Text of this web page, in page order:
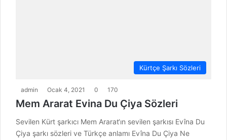
Kürtçe Şarkı Sözleri
admin Ocak 4, 2021 0 170
Mem Ararat Evina Du Çiya Sözleri
Sevilen Kürt şarkıcı Mem Ararat‘ın sevilen şarkısı Evîna Du
Çiya şarkı sözleri ve Türkçe anlamı Evîna Du Çiya Ne